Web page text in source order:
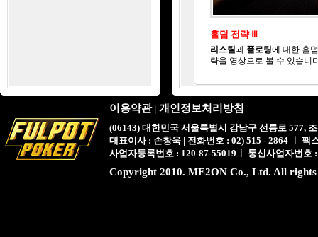
홀덤 전략 Ⅲ
리스틸과 플로팅에 대한 홀
략을 영상으로 볼 수 있습니
이용약관 | 개인정보처리방침
(06143) 대한민국 서울특별시 강남구 선릉로 577,
대표이사 : 손창욱 | 전화번호 : 02) 515 - 2864 ㅣ 팩
사업자등록번호 : 120-87-55019ㅣ 통신사업자번호
Copyright 2010. ME2ON Co., Ltd. All rights